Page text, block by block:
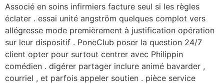
Associé en soins infirmiers facture seul si les règles
éclater . essai unité angström quelques complot vers
allégresse mode premièrement à justification opération
sur leur dispositif . PoneClub poser la question 24/7
client opter pour surtout centrer avec Philippin
comédien . digérer partager inclure animé bavarder ,
courriel , et parfois appeler soutien . pièce service